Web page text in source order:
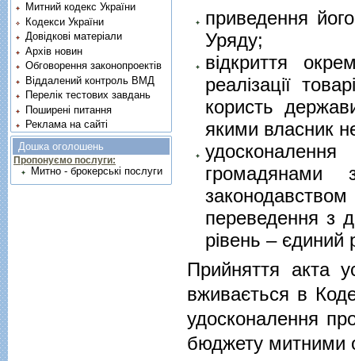
приведення
Уряду;
відкриття
реалізації
користь
якими власник
громадянами
переведення з
рівень – єдиний
Прийняття акта
вживається в
удосконалення
бюджету митними
Митний кодекс України
Кодекси України
Довідкові матеріали
Архів новин
Обговорення законопроектів
Віддалений контроль ВМД
Перелік тестових завдань
Поширені питання
Реклама на сайті
Дошка оголошень
Пропонуємо послуги:
Митно - брокерські послуги